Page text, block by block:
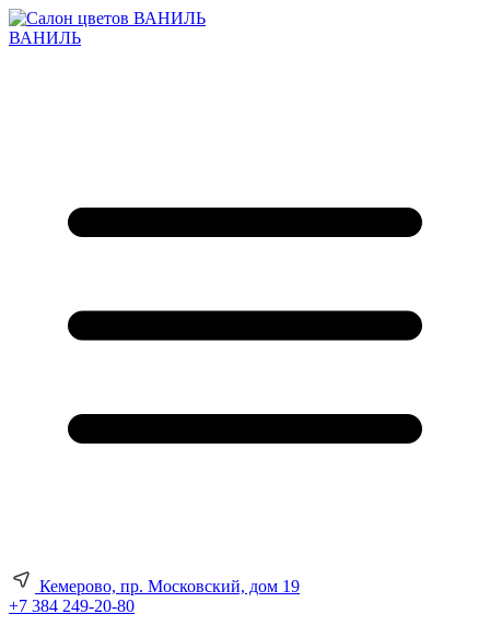
ВАНИЛЬ
Кемерово, пр. Московский, дом 19
+7 384 249-20-80